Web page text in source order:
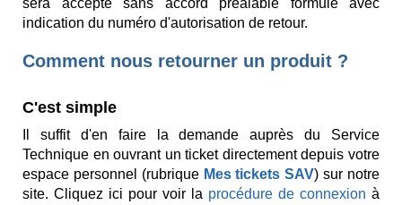
sera accepté sans accord préalable formulé avec
indication du numéro d'autorisation de retour.
Comment nous retourner un produit ?
C'est simple
Il suffit d'en faire la demande auprès du Service
Technique en ouvrant un ticket directement depuis votre
espace personnel (rubrique Mes tickets SAV) sur notre
site. Cliquez ici pour voir la procédure de connexion à